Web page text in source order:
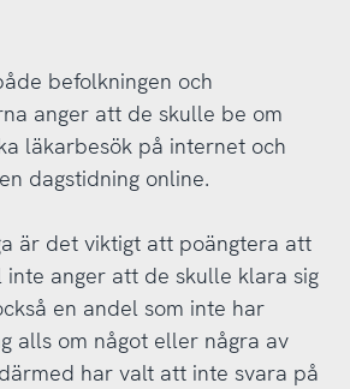
befolkningen och
anger att de skulle be om
läkarbesök på internet och
dagstidning online.
är det viktigt att poängtera att
anger att de skulle klara sig
en andel som inte har
alls om något eller några av
har valt att inte svara på